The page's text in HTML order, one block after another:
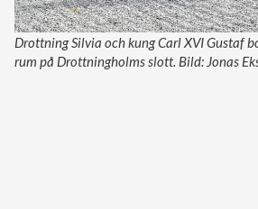
Drottning Silvia och kung Carl XVI Gustaf
rum på Drottningholms slott. Bild: Jonas